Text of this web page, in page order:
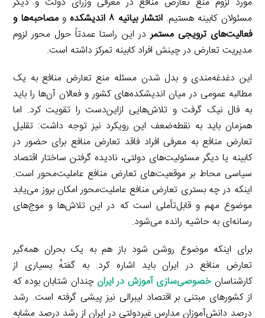
مسئولان کابینه هستیم.انتشار بیانیه ۸ اندیشکده ومصاحبه‌ها و
فعالیت‌های ترویجی مستمردر این راستا عمدتاً حول محور لزوم
مدیریت تعارض در چینش افراد کابینه تمرکز داشته است.
این دغدغه‌مندی و بدل شدن مسئله منع تعارض منافع به یک
مطالبه عمومی در میان اندیشکده‌های کشور و فعالان آن‌ها را باید
به فال نیک گرفت و تلاش‌هایی ازاین‌دست را تقویت کرد. اما
همزمان باید به نقطه‌ضعف این رویکرد نیز توجه داشت: تقلیل
تعارض منافع به معرفی افراد فاقد تعارض منافع برای حضور در
کابینه یا دیگر مسئولیت‌های دولتی، نادیده گرفتن ساختار اقتصاد
سیاسی محاط بر موقعیت‌های تعارض منافع عاملیت‌محور است.
اینکه در چه بستری تعارض منافع عاملیت‌محور امکان بروز می‌یابد
موضوع مهم و قابل‌تأملی است که در این تلاش‌ها و موج‌های
رسانه‌ای به حاشیه رانده می‌شود.
برای اینکه موضوع روشن شود باز هم به یک بحران همه‌گیر
تعارض منافع در ایران باید اشاره کرد. به گفتهٔ بسیاری از
کارشناسان خصوصی‌سازی آموزش در ایران چندان شتابان بوده که
از کشورهای مبتنی بر اقتصاد لیبرالی نیز پیشی گرفته است. رشد
درصد دانش‌آموزان مدارس غیردولتی در ایران از رشد درصد مشابه